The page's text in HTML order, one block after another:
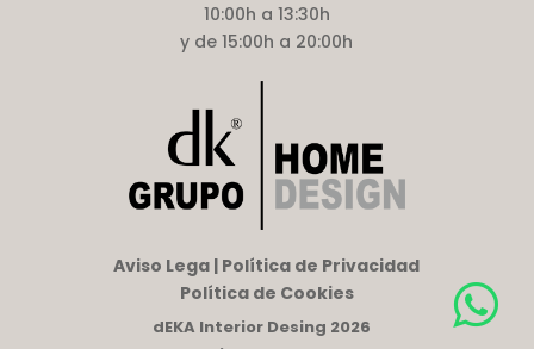
10:00h a 13:30h
y de 15:00h a 20:00h
Aviso Lega | Política de Privacidad
Política de Cookies
dEKA Interior Desing 2026